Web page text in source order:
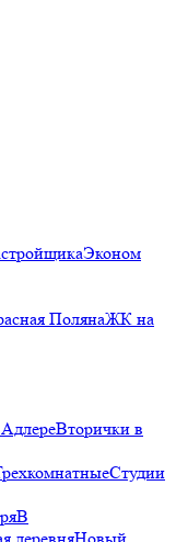
Эконом
ПолянаЖК на
Вторички в
Студии
В